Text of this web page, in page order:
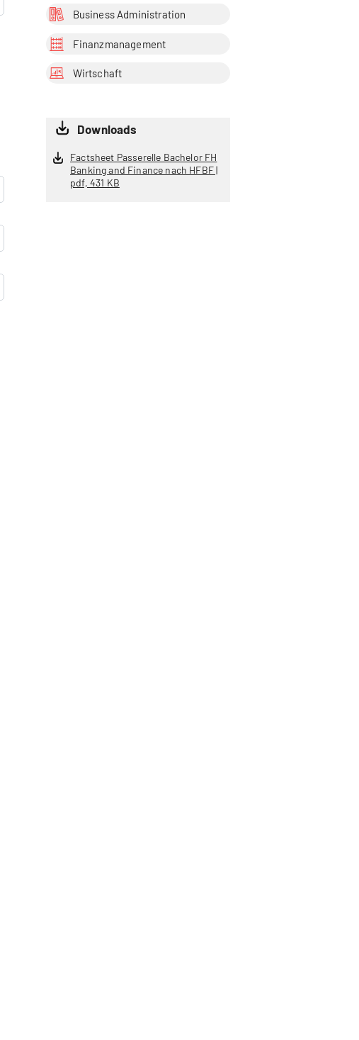
Business Administration
Finanzmanagement
Wirtschaft
Downloads
Factsheet Passerelle Bachelor FH
Banking and Finance nach HFBF |
pdf, 431 KB